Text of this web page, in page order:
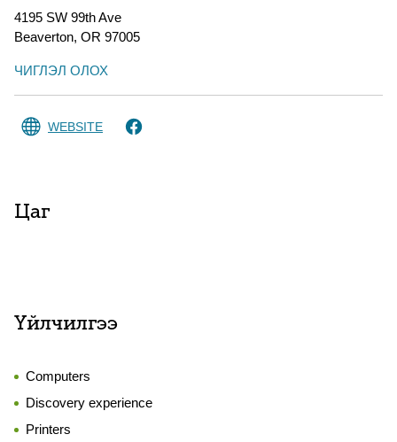
4195 SW 99th Ave
Beaverton, OR 97005
ЧИГЛЭЛ ОЛОХ
WEBSITE
Цаг
Үйлчилгээ
Computers
Discovery experience
Printers